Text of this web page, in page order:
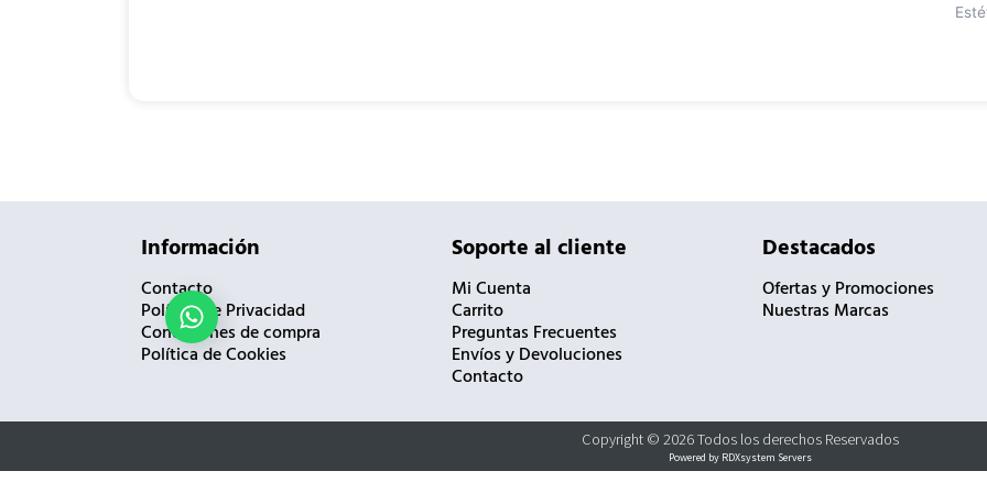
Información
Contacto
Política de Privacidad
Condiciones de compra
Política de Cookies
Soporte al cliente
Mi Cuenta
Carrito
Preguntas Frecuentes
Envíos y Devoluciones
Contacto
Destacados
Ofertas y Promociones
Nuestras Marcas
Copyright © 2026 Todos los derechos Reservados
Powered by RDXsystem Servers
¿Necesitas ayuda?